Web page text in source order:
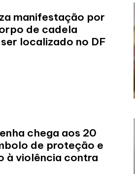
manifestação por
de cadela
localizado no DF
chega aos 20
de proteção e
à violência contra